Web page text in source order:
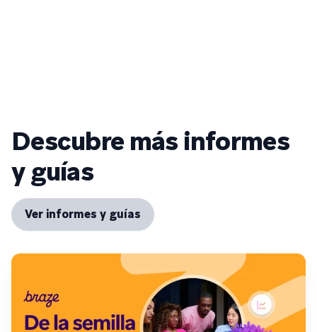
Descubre más informes
y guías
Ver informes y guías